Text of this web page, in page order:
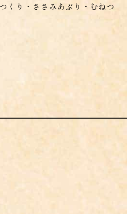
くり・ささみあぶり・むねつ